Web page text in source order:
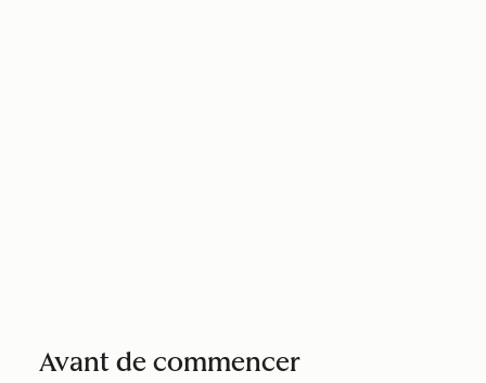
Avant de commencer